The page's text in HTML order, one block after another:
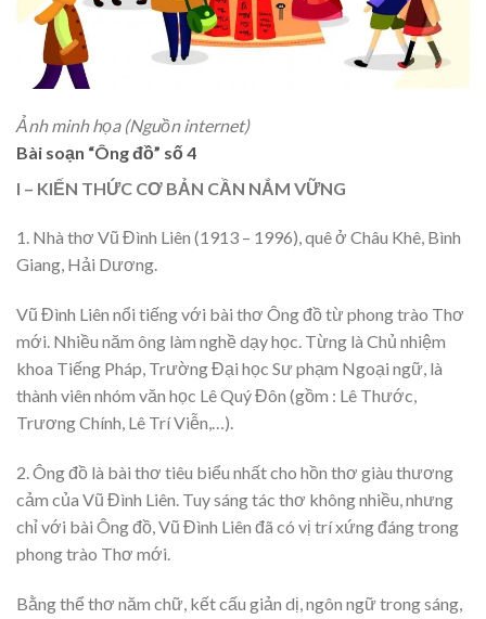
Ảnh minh họa (Nguồn internet)
Bài soạn “Ông đồ” số 4
I – KIẾN THỨC CƠ BẢN CẦN NẮM VỮNG
1. Nhà thơ Vũ Đình Liên (1913 – 1996), quê ở Châu Khê, Bình
Giang, Hải Dương.
Vũ Đình Liên nổi tiếng với bài thơ Ông đồ từ phong trào Thơ
mới. Nhiều năm ông làm nghề dạy học. Từng là Chủ nhiệm
khoa Tiếng Pháp, Trường Đại học Sư phạm Ngoại ngữ, là
thành viên nhóm văn học Lê Quý Đôn (gồm : Lê Thước,
Trương Chính, Lê Trí Viễn,…).
2. Ông đồ là bài thơ tiêu biểu nhất cho hồn thơ giàu thương
cảm của Vũ Đình Liên. Tuy sáng tác thơ không nhiều, nhưng
chỉ với bài Ông đồ, Vũ Đình Liên đã có vị trí xứng đáng trong
phong trào Thơ mới.
Bằng thể thơ năm chữ, kết cấu giản dị, ngôn ngữ trong sáng,